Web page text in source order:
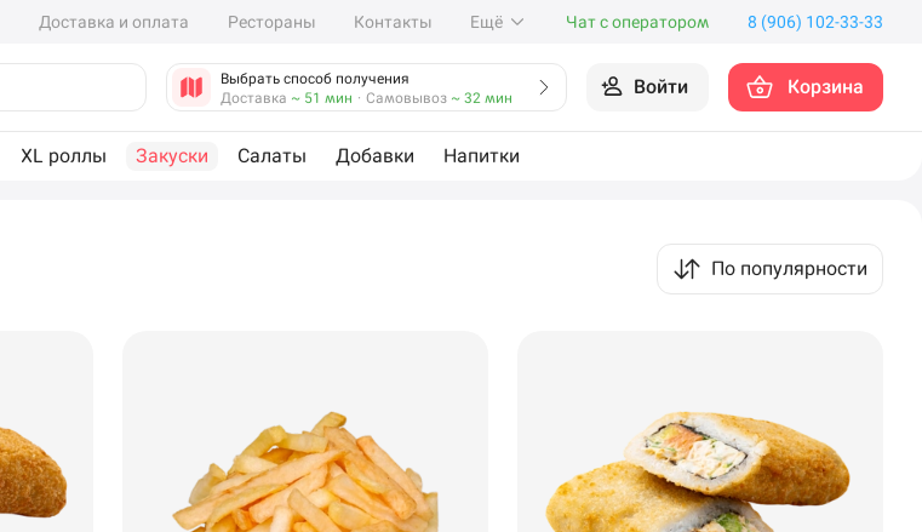
Доставка и оплата Рестораны Контакты Ещё Чат с оператором 8 (906) 102-33-33
Выбрать способ получения
Доставка ~ 51 мин · Самовывоз ~ 32 мин Войти Корзина
XL роллы Закуски Салаты Добавки Напитки
По популярности